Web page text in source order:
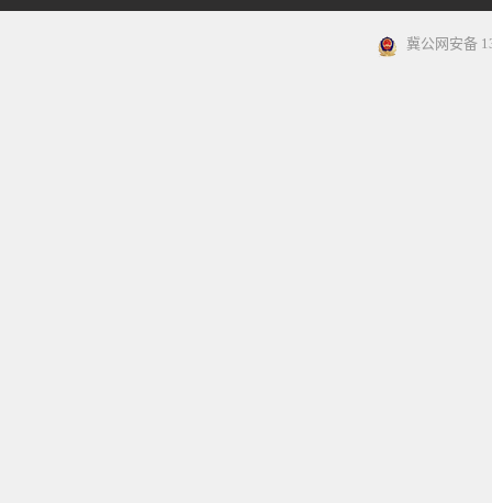
冀公网安备